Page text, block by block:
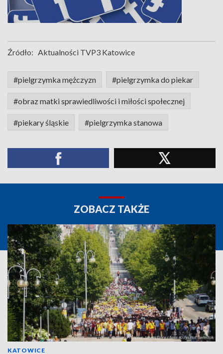
Źródło: Aktualności TVP3 Katowice
#pielgrzymka mężczyzn #pielgrzymka do piekar
#obraz matki sprawiedliwości i miłości społecznej
#piekary śląskie #pielgrzymka stanowa
ZOBACZ TAKŻE
KATOWICE